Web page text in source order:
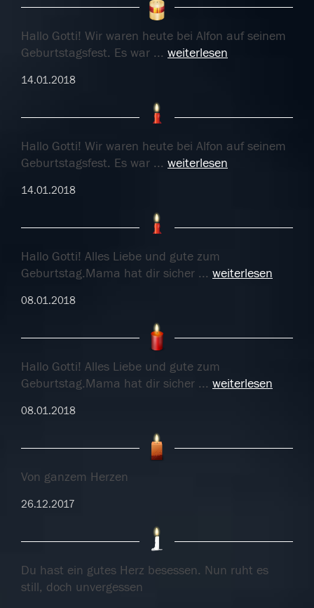
Hallo Gotti! Wir waren heute bei Alfon auf seinem
Geburtstagsfest. Es war ... weiterlesen
14.01.2018
Hallo Gotti! Wir waren heute bei Alfon auf seinem
Geburtstagsfest. Es war ... weiterlesen
14.01.2018
Hallo Gotti! Alles Liebe und gute zum
Geburtstag.Mama hat dir sicher ... weiterlesen
08.01.2018
Hallo Gotti! Alles Liebe und gute zum
Geburtstag.Mama hat dir sicher ... weiterlesen
08.01.2018
Von ganzem Herzen
26.12.2017
Du hast ein gutes Herz besessen. Nun ruht es
still, doch unvergessen